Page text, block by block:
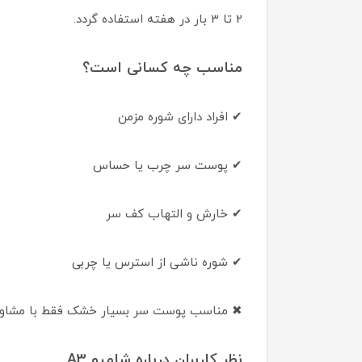
2 تا 3 بار در هفته استفاده گردد.
مناسب چه کسانی است؟
✔ افراد دارای شوره مزمن
✔ پوست سر چرب یا حساس
✔ خارش و التهاب کف سر
✔ شوره ناشی از استرس یا چربی
✖ مناسب پوست سر بسیار خشک فقط با